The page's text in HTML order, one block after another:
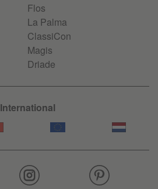
Flos
La Palma
ClassiCon
Magis
Driade
International